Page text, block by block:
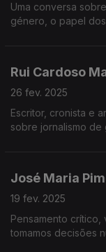
Uma conversa
género, o papel
Rui Cardoso
26 fev. 2025
Escritor, cronista e
sobre jornalismo
José Maria
19 fev. 2025
Pensamento
tomamos decisões